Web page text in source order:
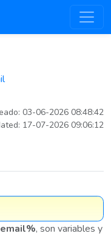
03-06-2026 08:48:42
17-07-2026 09:06:12
, son variables y